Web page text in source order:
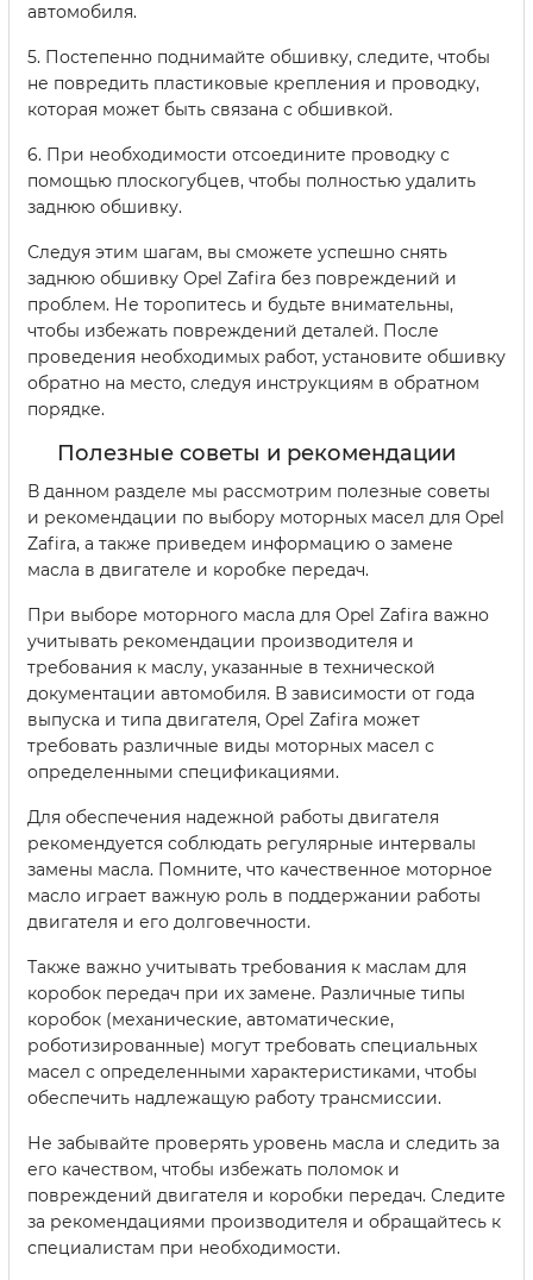
автомобиля.
5. Постепенно поднимайте обшивку, следите, чтобы
не повредить пластиковые крепления и проводку,
которая может быть связана с обшивкой.
6. При необходимости отсоедините проводку с
помощью плоскогубцев, чтобы полностью удалить
заднюю обшивку.
Следуя этим шагам, вы сможете успешно снять
заднюю обшивку Opel Zafira без повреждений и
проблем. Не торопитесь и будьте внимательны,
чтобы избежать повреждений деталей. После
проведения необходимых работ, установите обшивку
обратно на место, следуя инструкциям в обратном
порядке.
Полезные советы и рекомендации
В данном разделе мы рассмотрим полезные советы
и рекомендации по выбору моторных масел для Opel
Zafira, а также приведем информацию о замене
масла в двигателе и коробке передач.
При выборе моторного масла для Opel Zafira важно
учитывать рекомендации производителя и
требования к маслу, указанные в технической
документации автомобиля. В зависимости от года
выпуска и типа двигателя, Opel Zafira может
требовать различные виды моторных масел с
определенными спецификациями.
Для обеспечения надежной работы двигателя
рекомендуется соблюдать регулярные интервалы
замены масла. Помните, что качественное моторное
масло играет важную роль в поддержании работы
двигателя и его долговечности.
Также важно учитывать требования к маслам для
коробок передач при их замене. Различные типы
коробок (механические, автоматические,
роботизированные) могут требовать специальных
масел с определенными характеристиками, чтобы
обеспечить надлежащую работу трансмиссии.
Не забывайте проверять уровень масла и следить за
его качеством, чтобы избежать поломок и
повреждений двигателя и коробки передач. Следите
за рекомендациями производителя и обращайтесь к
специалистам при необходимости.